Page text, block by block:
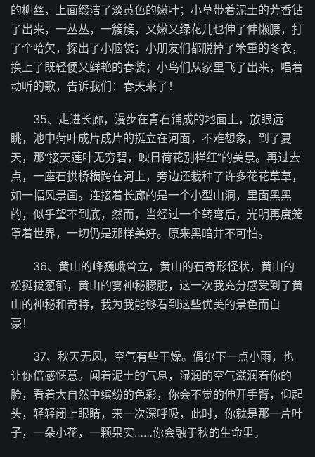
的柳丝，上面缀洁了淡黄色的嫩叶；小草带着泥土的芳香钻
了出来，一丛丛，一簇簇，又嫩又绿花儿也伸了伸懒腰，打
了个哈欠，探出了小脑袋；小朋友们都脱掉了笨重的冬衣，
换上了既轻便又鲜艳的春装；小鸟们从家里飞了出来，唱着
动听的歌，告诉我们：春天来了！
35、走进长廊，漫步在青石铺成的地面上，放眼远
眺，池中菏叶成片成片的挺立在河面，不难想象，到了夏
天，那“接天莲叶无穷碧，映日荷花别样红”的美景。再过去
点，一座石拱桥横跨在河上，旁边还栽种了许多花花草草，
如一幅风景画。连接着长廊的是一个小型山洞，里面黑黑
的，似乎望不到底，然而，当经过一个转弯后，光明再度笼
罩着世界，一切仍是那样美好。原来黑暗并不可怕。
36、黄山的峰巍峨耸立，黄山的石奇形怪状，黄山的
松挺拔葱郁，黄山的雾神秘朦胧，这一次我充分感受到了黄
山的神秘和奇特，我为我能够看到这些优美的景色而自
豪！
37、秋天无风，空气有些干燥。偶尔下一点小雨，也
让你倍感惬意。闻着泥土的气息，湿润的空气滋润着你的
脸，看着大自然中缤纷的色彩，你会不觉的伸开手臂，仰起
头，轻轻闭上眼睛，来一次深呼吸，此时，你就是那一片叶
子，一朵小花，一颗果实……你会融于秋的生命里。